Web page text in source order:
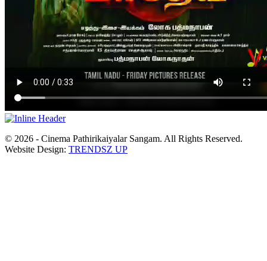
© 2026 - Cinema Pathirikaiyalar Sangam. All Rights Reserved.
Website Design: TRENDSZ UP